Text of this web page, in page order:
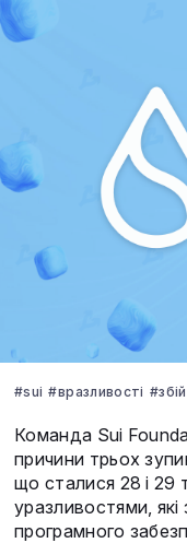
#sui #вразливості #збій
Команда Sui
причини трьох
що сталися 28 і 29
уразливостями, які
програмного